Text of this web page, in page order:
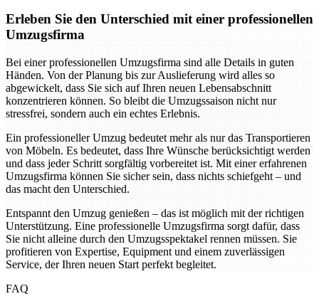
Erleben Sie den Unterschied mit einer professionellen
Umzugsfirma
Bei einer professionellen Umzugsfirma sind alle Details in guten
Händen. Von der Planung bis zur Auslieferung wird alles so
abgewickelt, dass Sie sich auf Ihren neuen Lebensabschnitt
konzentrieren können. So bleibt die Umzugssaison nicht nur
stressfrei, sondern auch ein echtes Erlebnis.
Ein professioneller Umzug bedeutet mehr als nur das Transportieren
von Möbeln. Es bedeutet, dass Ihre Wünsche berücksichtigt werden
und dass jeder Schritt sorgfältig vorbereitet ist. Mit einer erfahrenen
Umzugsfirma können Sie sicher sein, dass nichts schiefgeht – und
das macht den Unterschied.
Entspannt den Umzug genießen – das ist möglich mit der richtigen
Unterstützung. Eine professionelle Umzugsfirma sorgt dafür, dass
Sie nicht alleine durch den Umzugsspektakel rennen müssen. Sie
profitieren von Expertise, Equipment und einem zuverlässigen
Service, der Ihren neuen Start perfekt begleitet.
FAQ